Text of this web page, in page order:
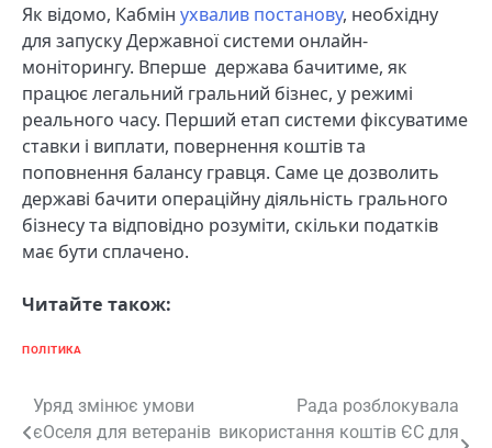
Як відомо, Кабмін ухвалив постанову, необхідну
для запуску Державної системи онлайн-
моніторингу. Вперше держава бачитиме, як
працює легальний гральний бізнес, у режимі
реального часу. Перший етап системи фіксуватиме
ставки і виплати, повернення коштів та
поповнення балансу гравця. Саме це дозволить
державі бачити операційну діяльність грального
бізнесу та відповідно розуміти, скільки податків
має бути сплачено.
Читайте також:
ПОЛІТИКА
Навігація
Уряд змінює умови
єОселя для ветеранів
Рада розблокувала
використання коштів ЄС для